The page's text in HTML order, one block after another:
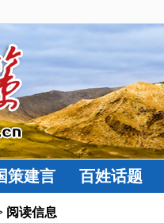
策建言 百姓话题
阅读信息